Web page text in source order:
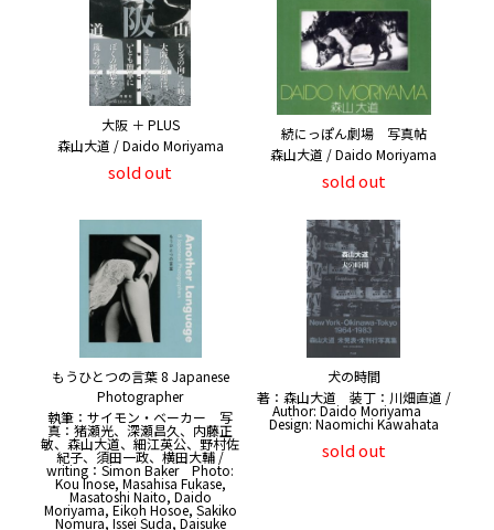
大阪 ＋ PLUS
森山大道 / Daido Moriyama
sold out
続にっぽん劇場 写真帖
森山大道 / Daido Moriyama
sold out
もうひとつの言葉 8 Japanese
Photographer
執筆：サイモン・ベーカー 写
真：猪瀬光、深瀬昌久、内藤正
敏、森山大道、細江英公、野村佐
紀子、須田一政、横田大輔 /
writing：Simon Baker Photo:
Kou Inose, Masahisa Fukase,
Masatoshi Naito, Daido
Moriyama, Eikoh Hosoe, Sakiko
Nomura, Issei Suda, Daisuke
犬の時間
著：森山大道 装丁：川畑直道 /
Author: Daido Moriyama
Design: Naomichi Kawahata
sold out